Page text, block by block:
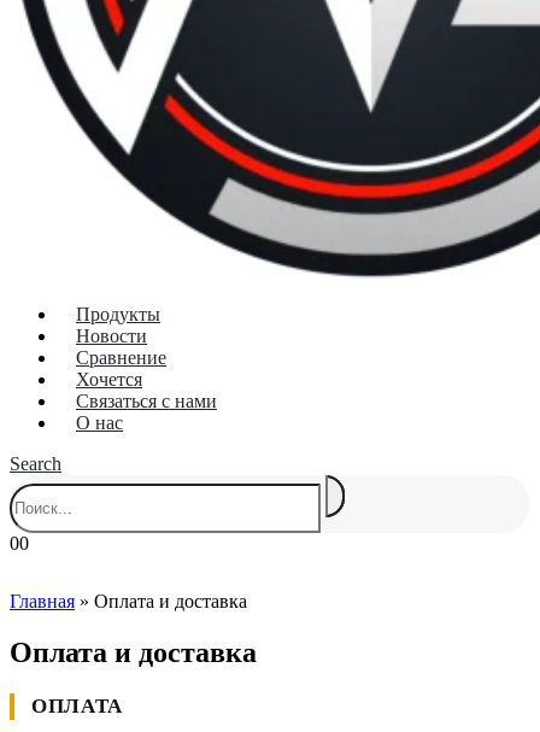
Продукты
Новости
Сравнение
Хочется
Связаться с нами
О нас
Search
00
Главная » Оплата и доставка
Оплата и доставка
ОПЛАТА